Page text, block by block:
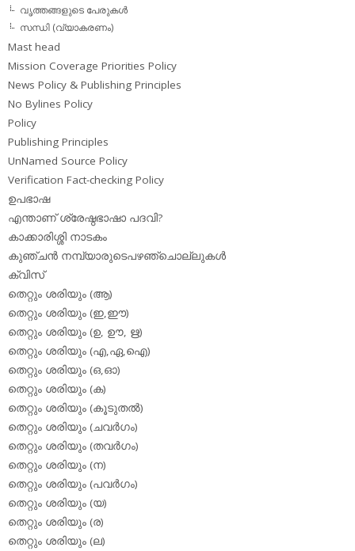
വൃത്തങ്ങളുടെ പേരുകള്‍
സന്ധി (വ്യാകരണം)
Mast head
Mission Coverage Priorities Policy
News Policy & Publishing Principles
No Bylines Policy
Policy
Publishing Principles
UnNamed Source Policy
Verification Fact-checking Policy
ഉപഭാഷ
എന്താണ് ശ്രേഷ്ഠഭാഷാ പദവി?
കാക്കാരിശ്ശി നാടകം
കുഞ്ചന്‍ നമ്പ്യാരുടെപഴഞ്ചൊല്ലുകള്‍
ക്വിസ്
തെറ്റും ശരിയും (ആ)
തെറ്റും ശരിയും (ഇ,ഈ)
തെറ്റും ശരിയും (ഉ, ഊ, ഋ)
തെറ്റും ശരിയും (എ,ഏ,ഐ)
തെറ്റും ശരിയും (ഒ,ഓ)
തെറ്റും ശരിയും (ക)
തെറ്റും ശരിയും (കൂടുതല്‍)
തെറ്റും ശരിയും (ചവര്‍ഗം)
തെറ്റും ശരിയും (തവര്‍ഗം)
തെറ്റും ശരിയും (ന)
തെറ്റും ശരിയും (പവര്‍ഗം)
തെറ്റും ശരിയും (യ)
തെറ്റും ശരിയും (ര)
തെറ്റും ശരിയും (ല)